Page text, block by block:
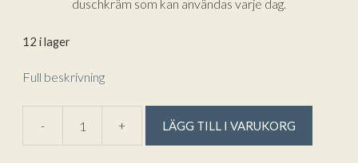
duschkräm som kan användas varje dag.
12 i lager
Full beskrivning
-
Ekologisk
+ LÄGG TILL I VARUKORG